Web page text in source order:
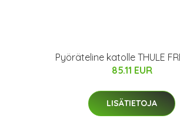
Pyöräteline katolle THULE
85.11 EUR
LISÄTIETOJA